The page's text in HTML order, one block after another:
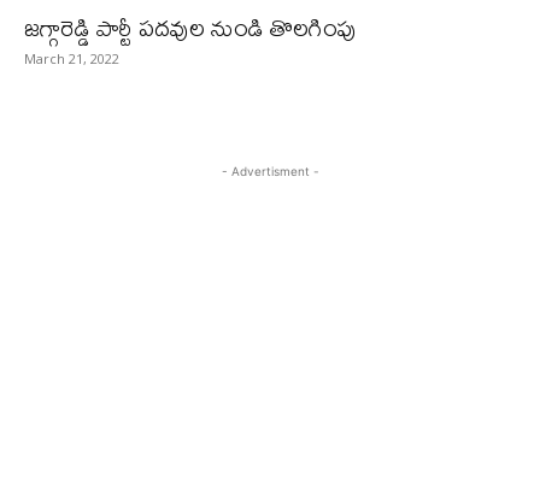
జగ్గారెడ్డి పార్టీ పదవుల నుండి తొలగింపు
March 21, 2022
- Advertisment -